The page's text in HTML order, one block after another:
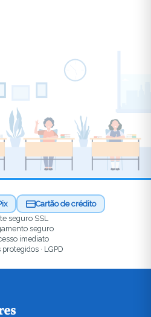
Cartão de crédito
seguro SSL
seguro
imediato
protegidos · LGPD